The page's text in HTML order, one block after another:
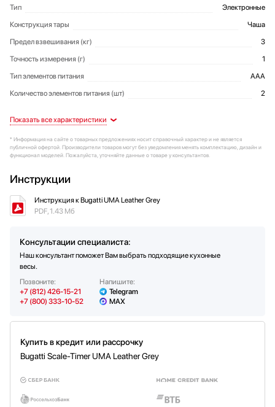
Тип
Электронные
Конструкция тары
Чаша
Предел взвешивания (кг)
3
Точность измерения (г)
1
Тип элементов питания
AAA
Количество элементов питания (шт)
2
Особенности дизайна
Последовательное взвешивание
особенности исполнения
Дизайнер: Innocenzo Rifino и Lorenzo
Ruggieri
* Информация на сайте о товарных предложениях носит справочный характер и не является
публичной офертой. Производители товаров могут без уведомления менять комплектацию, дизайн и
функционал моделей. Пожалуйста, уточняйте данные о товаре у консультантов.
Инструкции
Инструкция к Bugatti UMA Leather Grey
PDF, 1.43 Мб
Консультации специалиста:
Наш консультант поможет Вам выбрать подходящие кухонные
весы.
Позвоните:
+7 (812) 426-15-21
+7 (800) 333-10-52
Напишите:
Telegram
MAX
Купить в кредит или рассрочку
Bugatti Scale-Timer UMA Leather Grey